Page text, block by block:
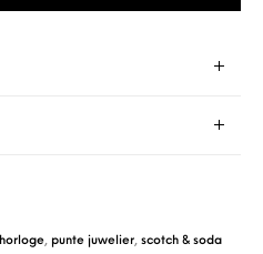
horloge, punte juwelier,scotch & soda